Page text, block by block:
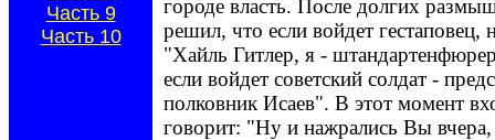
Часть 9
Часть 10
городе власть. После долгих
решил, что если войдет гестаповец,
"Хайль Гитлер, я -
если войдет советский солдат -
полковник Исаев". В этот момент
говорит: "Ну и нажрались Вы